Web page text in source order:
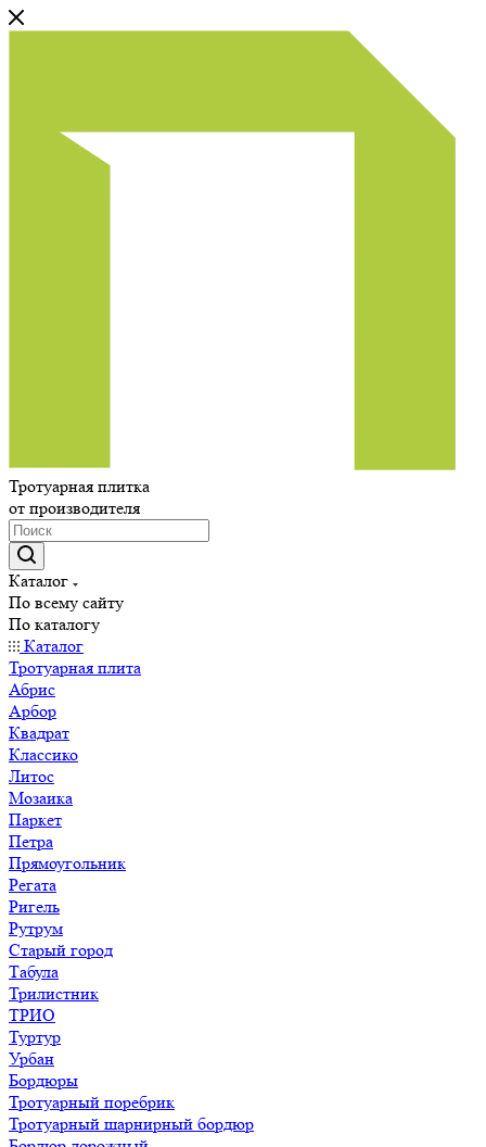
Тротуарная плитка
от производителя
Каталог
По всему сайту
По каталогу
Каталог
Тротуарная плита
Абрис
Арбор
Квадрат
Классико
Литос
Мозаика
Паркет
Петра
Прямоугольник
Регата
Ригель
Рутрум
Старый город
Табула
Трилистник
ТРИО
Туртур
Урбан
Бордюры
Тротуарный поребрик
Тротуарный шарнирный бордюр